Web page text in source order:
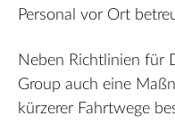
Personal vor Ort
Neben Richtlinien für
Group auch eine
kürzerer Fahrtwege